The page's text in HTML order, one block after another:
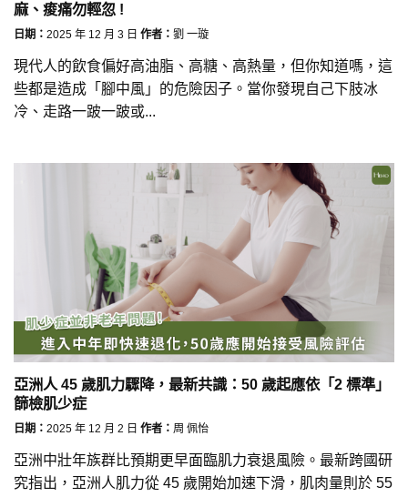
麻、痠痛勿輕忽 !
日期： 2025 年 12 月 3 日 作者： 劉 一璇
現代人的飲食偏好高油脂、高糖、高熱量，但你知道嗎，這
些都是造成「腳中風」的危險因子。當你發現自己下肢冰
冷、走路一跛一跛或...
亞洲人 45 歲肌力驟降，最新共識：50 歲起應依「2 標準」
篩檢肌少症
日期： 2025 年 12 月 2 日 作者： 周 佩怡
亞洲中壯年族群比預期更早面臨肌力衰退風險。最新跨國研
究指出，亞洲人肌力從 45 歲開始加速下滑，肌肉量則於 55